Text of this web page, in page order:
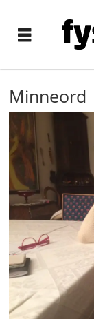
Minneord